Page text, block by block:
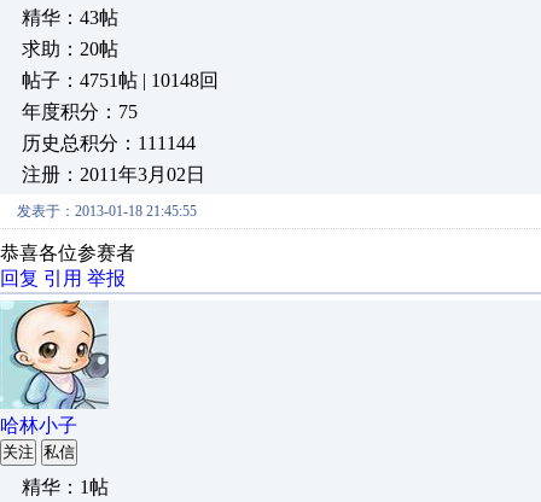
精华：43帖
求助：20帖
帖子：4751帖 | 10148回
年度积分：75
历史总积分：111144
注册：2011年3月02日
发表于：2013-01-18 21:45:55
恭喜各位参赛者
回复 引用 举报
哈林小子
关注 私信
精华：1帖